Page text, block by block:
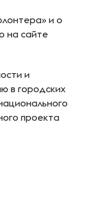
и о
на сайте
и
в городских
проекта